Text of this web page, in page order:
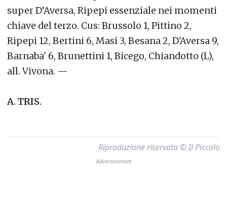
super D’Aversa, Ripepi essenziale nei momenti
chiave del terzo. Cus: Brussolo 1, Pittino 2,
Ripepi 12, Bertini 6, Masi 3, Besana 2, D'Aversa 9,
Barnaba' 6, Brunettini 1, Bicego, Chiandotto (L),
all. Vivona. —
A. TRIS.
Riproduzione riservata © Il Piccolo